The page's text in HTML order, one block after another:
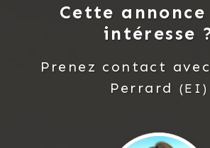
Cette annonce
intéresse
Prenez contact avec
Perrard
(EI)